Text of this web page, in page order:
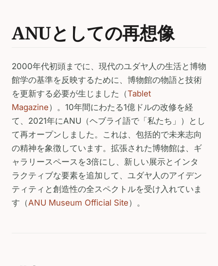
ANUとしての再想像
2000年代初頭までに、現代のユダヤ人の生活と博物
館学の基準を反映するために、博物館の物語と技術
を更新する必要が生じました（Tablet
Magazine）。10年間にわたる1億ドルの改修を経
て、2021年にANU（ヘブライ語で「私たち」）とし
て再オープンしました。これは、包括的で未来志向
の精神を象徴しています。拡張された博物館は、ギ
ャラリースペースを3倍にし、新しい展示とインタ
ラクティブな要素を追加して、ユダヤ人のアイデン
ティティと創造性の全スペクトルを受け入れていま
す（ANU Museum Official Site）。